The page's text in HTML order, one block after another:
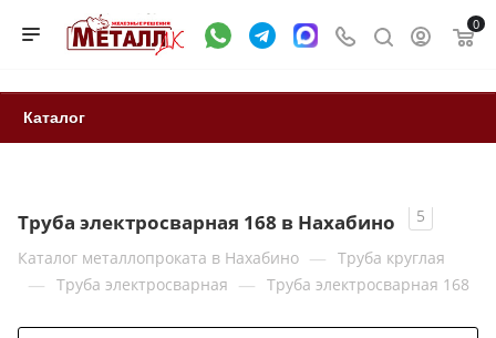
0
Каталог
Труба электросварная 168 в Нахабино
5
Каталог металлопроката в Нахабино — Труба круглая
— Труба электросварная — Труба электросварная 168